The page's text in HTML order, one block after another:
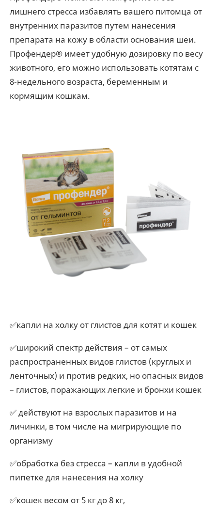
лишнего стресса избавлять вашего питомца от
внутренних паразитов путем нанесения
препарата на кожу в области основания шеи.
Профендер® имеет удобную дозировку по весу
животного, его можно использовать котятам с
8-недельного возраста, беременным и
кормящим кошкам.
✅капли на холку от глистов для котят и кошек
✅широкий спектр действия – от самых
распространенных видов глистов (круглых и
ленточных) и против редких, но опасных видов
– глистов, поражающих легкие и бронхи кошек
✅ действуют на взрослых паразитов и на
личинки, в том числе на мигрирующие по
организму
✅обработка без стресса – капли в удобной
пипетке для нанесения на холку
✅кошек весом от 5 кг до 8 кг,